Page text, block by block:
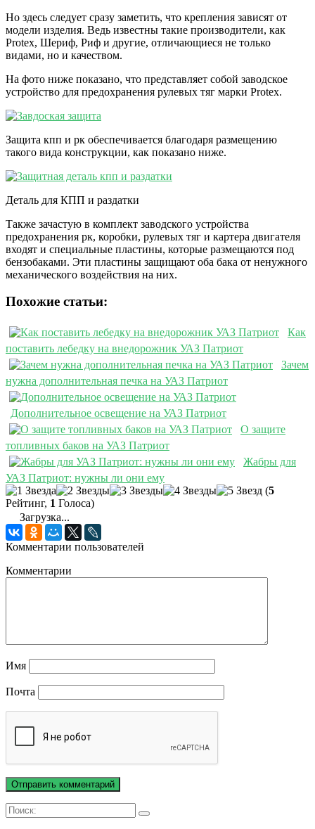
Но здесь следует сразу заметить, что крепления зависят от
модели изделия. Ведь известны такие производители, как
Protex, Шериф, Риф и другие, отличающиеся не только
видами, но и качеством.
На фото ниже показано, что представляет собой заводское
устройство для предохранения рулевых тяг марки Protex.
Защита кпп и рк обеспечивается благодаря размещению
такого вида конструкции, как показано ниже.
Деталь для КПП и раздатки
Также зачастую в комплект заводского устройства
предохранения рк, коробки, рулевых тяг и картера двигателя
входят и специальные пластины, которые размещаются под
бензобаками. Эти пластины защищают оба бака от ненужного
механического воздействия на них.
Похожие статьи:
Как
поставить лебедку на внедорожник УАЗ Патриот
Зачем
нужна дополнительная печка на УАЗ Патриот
Дополнительное освещение на УАЗ Патриот
О защите
топливных баков на УАЗ Патриот
Жабры для
УАЗ Патриот: нужны ли они ему
(5
Рейтинг, 1 Голоса)
Загрузка...
Комментарии пользователей
Комментарии
Имя
Почта